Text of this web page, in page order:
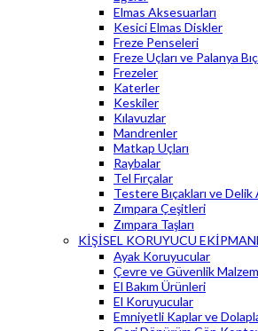
Elmas Aksesuarları
Kesici Elmas Diskler
Freze Penseleri
Freze Uçları ve Palanya
Frezeler
Katerler
Keskiler
Kılavuzlar
Mandrenler
Matkap Uçları
Raybalar
Tel Fırçalar
Testere Bıçakları ve
Zımpara Çeşitleri
Zımpara Taşları
KİŞİSEL KORUYUCU
Ayak Koruyucular
Çevre ve Güvenlik
El Bakım Ürünleri
El Koruyucular
Emniyetli Kaplar ve